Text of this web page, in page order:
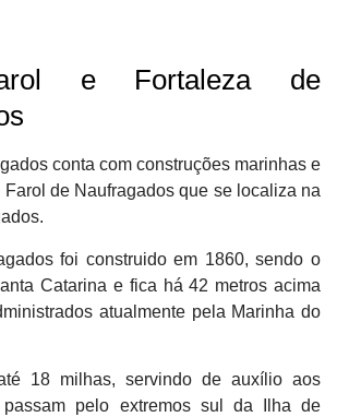
e Fortaleza de
conta com construções marinhas e
Farol de Naufragados que se localiza na
foi construido em 1860, sendo o
Catarina e fica há 42 metros acima
atualmente pela Marinha do
18 milhas, servindo de auxílio aos
passam pelo extremos sul da Ilha de